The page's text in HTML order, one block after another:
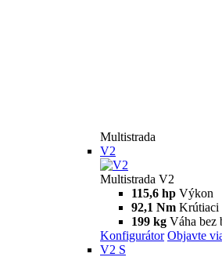
Multistrada
V2
Multistrada V2
115,6 hp Výkon
92,1 Nm Krútiaci
199 kg Váha bez
Konfigurátor Objavte
V2 S